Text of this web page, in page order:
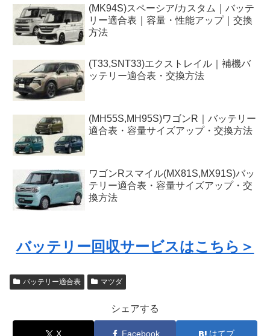
(MK94S)スペーシア/カスタム｜バッテ
リー適合表｜容量・性能アップ｜交換
方法
(T33,SNT33)エクストレイル｜補機バ
ッテリー適合表・交換方法
(MH55S,MH95S)ワゴンR｜バッテリー
適合表・容量サイズアップ・交換方法
ワゴンRスマイル(MX81S,MX91S)バッ
テリー適合表・容量サイズアップ・交
換方法
バッテリー回収サービスはこちら＞
バッテリー適合表 マツダ
シェアする
X Facebook はてブ